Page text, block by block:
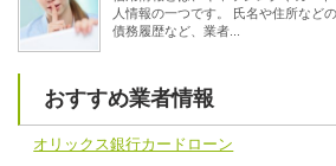
人情報の一つです。 氏名や住所など
債務履歴など、業者...
おすすめ業者情報
オリックス銀行カードローン